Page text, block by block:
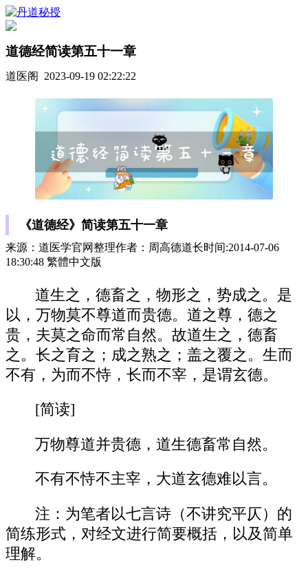
道德经简读第五十一章
道医阁 2023-09-19 02:22:22
《道德经》简读第五十一章
来源：道医学官网整理作者：周高德道长时间:2014-07-06
18:30:48 繁體中文版
道生之，德畜之，物形之，势成之。是
以，万物莫不尊道而贵德。道之尊，德之
贵，夫莫之命而常自然。故道生之，德畜
之。长之育之；成之熟之；盖之覆之。生而
不有，为而不恃，长而不宰，是谓玄德。
[简读]
万物尊道并贵德，道生德畜常自然。
不有不恃不主宰，大道玄德难以言。
注：为笔者以七言诗（不讲究平仄）的
简练形式，对经文进行简要概括，以及简单
理解。